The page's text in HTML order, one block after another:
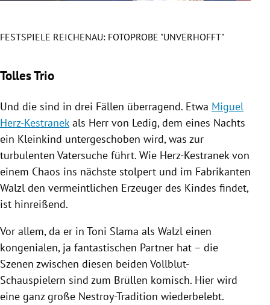
FESTSPIELE REICHENAU: FOTOPROBE "UNVERHOFFT"
Tolles Trio
Und die sind in drei Fällen überragend. Etwa Miguel
Herz-Kestranekals Herr von Ledig, dem eines Nachts
ein Kleinkind untergeschoben wird, was zur
turbulenten Vatersuche führt. Wie Herz-Kestranekvon
einem Chaos ins nächste stolpert und im Fabrikanten
Walzl den vermeintlichen Erzeuger des Kindes findet,
ist hinreißend.
Vor allem, da er in Toni Slama als Walzl einen
kongenialen, ja fantastischen Partner hat – die
Szenen zwischen diesen beiden Vollblut-
Schauspielern sind zum Brüllen komisch. Hier wird
eine ganz große Nestroy-Tradition wiederbelebt.